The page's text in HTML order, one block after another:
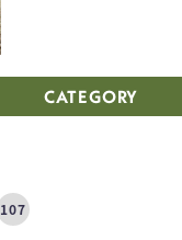
CATEGORY
107